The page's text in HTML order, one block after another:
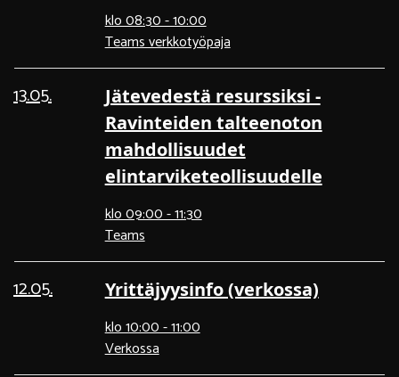
klo 08:30 - 10:00
Teams verkkotyöpaja
13.05.
Jätevedestä resurssiksi -
Ravinteiden talteenoton
mahdollisuudet
elintarviketeollisuudelle
klo 09:00 - 11:30
Teams
12.05.
Yrittäjyysinfo (verkossa)
klo 10:00 - 11:00
Verkossa